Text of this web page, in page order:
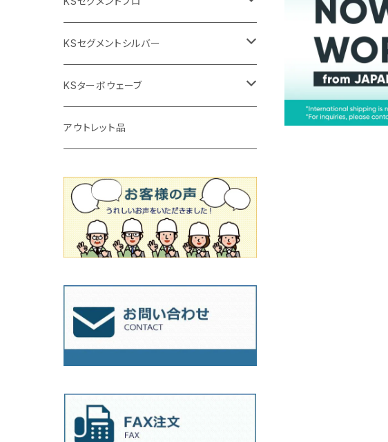
プロ用鏝（こて）
吸着盤
その他
タイル針
タイル針
その他
タイルパッチ（ビブラート
125ｍｍ（5インチ）
105mm（4インチ）
通常品
ビス穴付き
125mm（5インチ）
通常品
オフセットタイプ（ハットタイプ
150ｍｍ（6インチ）
205ｍｍ（8インチ）
230mm（9インチ）
KSセグメントシルバー
105mm（4インチ）
125mm（5インチ）
180mm（7インチ）
205mm（8インチ）
KSターボウェーブ
105mm（4インチ）
150ｍｍ（6インチ）
180ｍｍ（7インチ）
230ｍｍ（9インチ）
アウトレット品